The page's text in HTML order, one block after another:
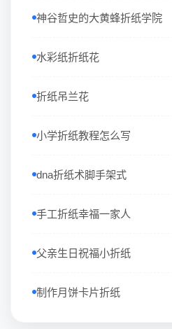
神谷哲史的大黄蜂折纸学院
水彩纸折纸花
折纸吊兰花
小学折纸教程怎么写
dna折纸术脚手架式
手工折纸幸福一家人
父亲生日祝福小折纸
制作月饼卡片折纸